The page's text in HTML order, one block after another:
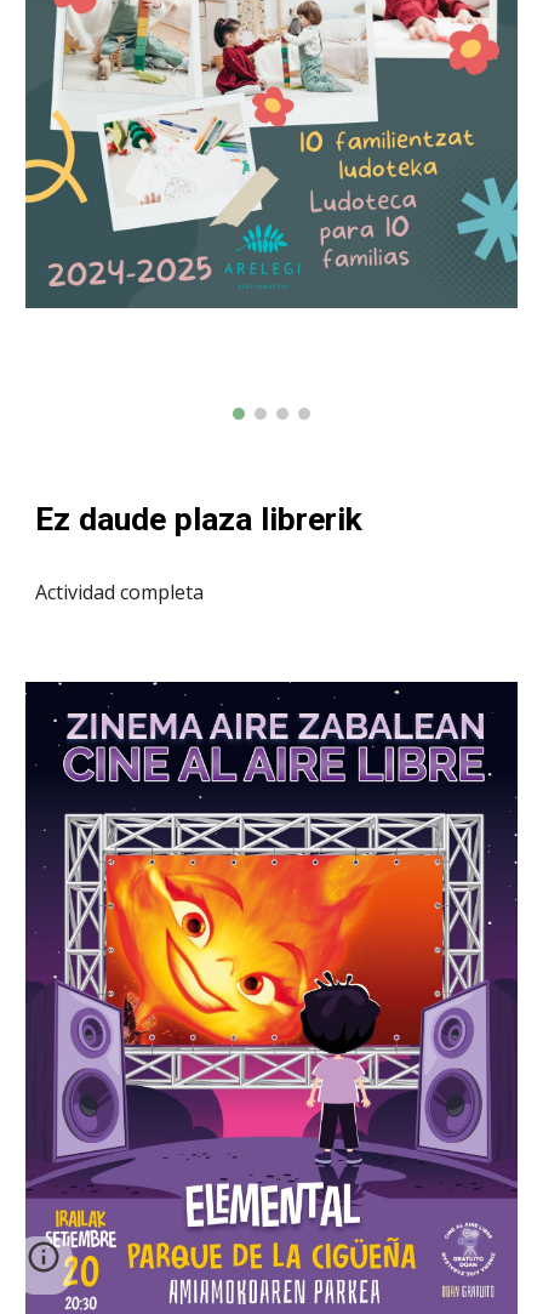
Ez daude plaza librerik
Actividad completa